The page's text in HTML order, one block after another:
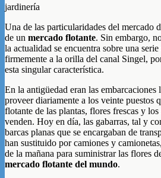
jardinería
Una de las particularidades del mercado
de un mercado flotante. Sin embargo,
la actualidad se encuentra sobre una
firmemente a la orilla del canal Singel,
esta singular característica.
En la antigüedad eran las embarcaciones
proveer diariamente a los veinte puestos
flotante de las plantas, flores frescas y los
venden. Hoy en día, las gabarras, tal y
barcas planas que se encargaban de
han sustituido por camiones y
de la mañana para suministrar las flores
mercado flotante del mundo.